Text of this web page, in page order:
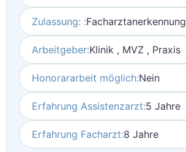
Zulassung: :Facharztanerkennung
Arbeitgeber:Klinik , MVZ , Praxis
Honorararbeit möglich:Nein
Erfahrung Assistenzarzt:5 Jahre
Erfahrung Facharzt:8 Jahre